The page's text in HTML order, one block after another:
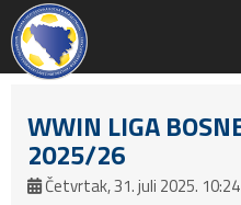
WWIN LIGA
2025/26
Četvrtak, 31. juli 2025. 10:24